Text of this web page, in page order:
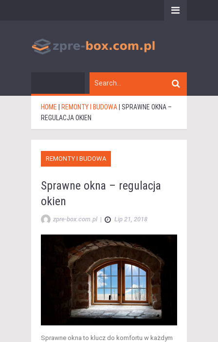
HOME REMONTY I BUDOWA SPRAWNE OKNA –
REGULACJA OKIEN
REMONTY I BUDOWA
Sprawne okna – regulacja
okien
zpre-box.com.pl | Lip 21, 2018
Sprawne okna to klucz do komfortu w każdym